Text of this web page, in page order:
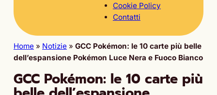
Cookie Policy
Contatti
Home » Notizie » GCC Pokémon: le 10 carte più belle
dell’espansione Pokémon Luce Nera e Fuoco Bianco
GCC Pokémon: le 10 carte più